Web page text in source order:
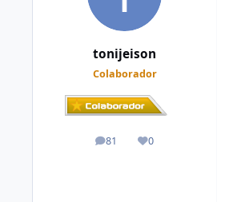
tonijeison
Colaborador
81
posts 0
Reputação